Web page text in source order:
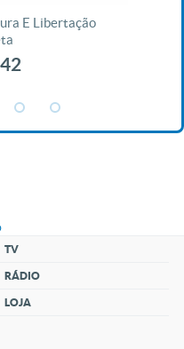
E Libertação
TV
RÁDIO
LOJA